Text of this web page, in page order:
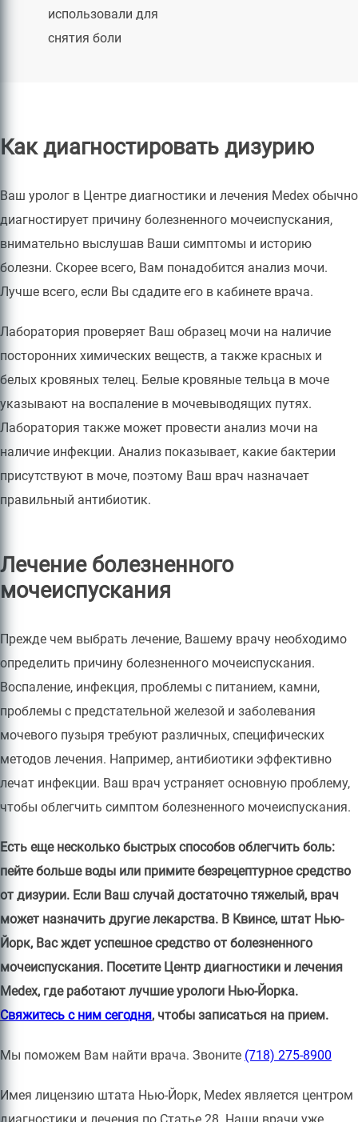
использовали для
снятия боли
Как диагностировать дизурию
Ваш уролог в Центре диагностики и лечения Medex обычно
диагностирует причину болезненного мочеиспускания,
внимательно выслушав Ваши симптомы и историю
болезни. Скорее всего, Вам понадобится анализ мочи.
Лучше всего, если Вы сдадите его в кабинете врача.
Лаборатория проверяет Ваш образец мочи на наличие
посторонних химических веществ, а также красных и
белых кровяных телец. Белые кровяные тельца в моче
указывают на воспаление в мочевыводящих путях.
Лаборатория также может провести анализ мочи на
наличие инфекции. Анализ показывает, какие бактерии
присутствуют в моче, поэтому Ваш врач назначает
правильный антибиотик.
Лечение болезненного
мочеиспускания
Прежде чем выбрать лечение, Вашему врачу необходимо
определить причину болезненного мочеиспускания.
Воспаление, инфекция, проблемы с питанием, камни,
проблемы с предстательной железой и заболевания
мочевого пузыря требуют различных, специфических
методов лечения. Например, антибиотики эффективно
лечат инфекции. Ваш врач устраняет основную проблему,
чтобы облегчить симптом болезненного мочеиспускания.
Есть еще несколько быстрых способов облегчить боль:
пейте больше воды или примите безрецептурное средство
от дизурии. Если Ваш случай достаточно тяжелый, врач
может назначить другие лекарства. В Квинсе, штат Нью-
Йорк, Вас ждет успешное средство от болезненного
мочеиспускания. Посетите Центр диагностики и лечения
Medex, где работают лучшие урологи Нью-Йорка.
Свяжитесь с ним сегодня, чтобы записаться на прием.
Мы поможем Вам найти врача. Звоните (718) 275-8900
Имея лицензию штата Нью-Йорк, Medex является центром